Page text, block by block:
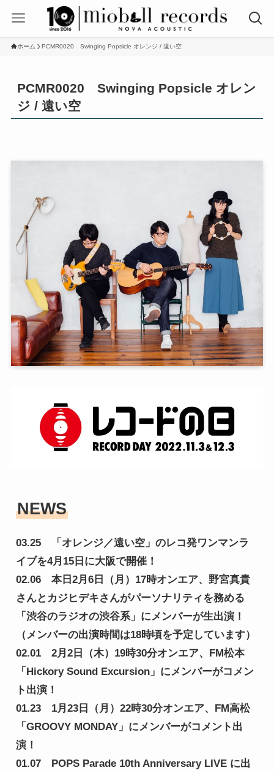
ホーム PCMR0020 Swinging Popsicle オレンジ / 遠い空
PCMR0020 Swinging Popsicle オレン
ジ / 遠い空
NEWS
03.25　「オレンジ／遠い空」のレコ発ワンマンラ
イブを4月15日に大阪で開催！
02.06　本日2月6日（月）17時オンエア、野宮真貴
さんとカジヒデキさんがパーソナリティを務める
「渋谷のラジオの渋谷系」にメンバーが生出演！
（メンバーの出演時間は18時頃を予定しています）
02.01　2月2日（木）19時30分オンエア、FM松本
「Hickory Sound Excursion」にメンバーがコメン
ト出演！
01.23　1月23日（月）22時30分オンエア、FM高松
「GROOVY MONDAY」にメンバーがコメント出
演！
01.07　POPS Parade 10th Anniversary LIVE に出